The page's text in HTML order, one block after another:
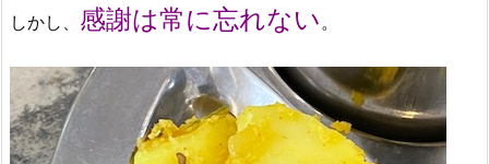
しかし、 感謝は常に忘れない 。